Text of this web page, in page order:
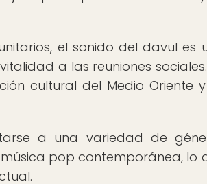
el sonido del davul es
a las reuniones
cultural del Medio Oriente
a una variedad de
pop contemporánea, lo